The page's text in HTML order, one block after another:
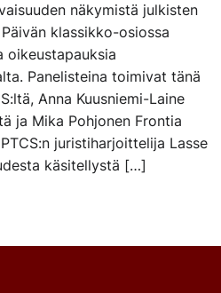
näkymistä julkisten
klassikko-osiossa
oikeustapauksia
Panelisteina toimivat tänä
Anna Kuusniemi-Laine
ja Mika Pohjonen Frontia
juristiharjoittelija Lasse
käsitellystä […]